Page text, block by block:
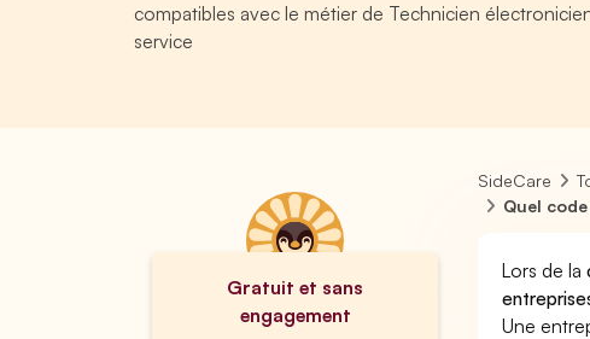
compatibles avec le métier de Technicien
service
Gratuit et sans
engagement
SideCare
Quel
Lors de la
Une